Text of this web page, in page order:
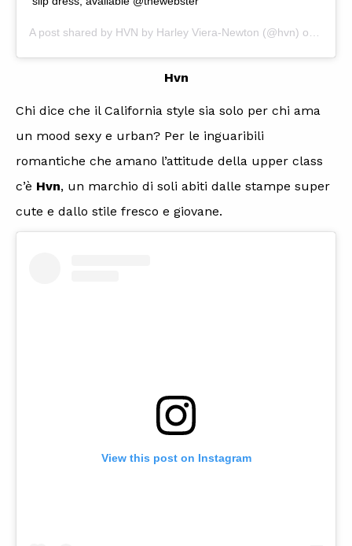
A post shared by HVN by Harley Viera-Newton (@hvn) on
Hvn
Chi dice che il California style sia solo per chi ama
un mood sexy e urban? Per le inguaribili
romantiche che amano l’attitude della upper class
c’è Hvn, un marchio di soli abiti dalle stampe super
cute e dallo stile fresco e giovane.
View this post on Instagram